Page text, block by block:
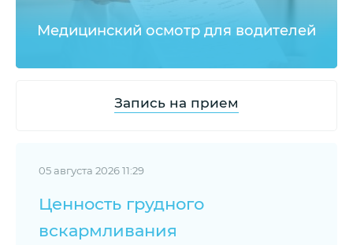
Медицинский осмотр для водителей
Запись на прием
05 августа 2026 11:29
Ценность грудного
вскармливания